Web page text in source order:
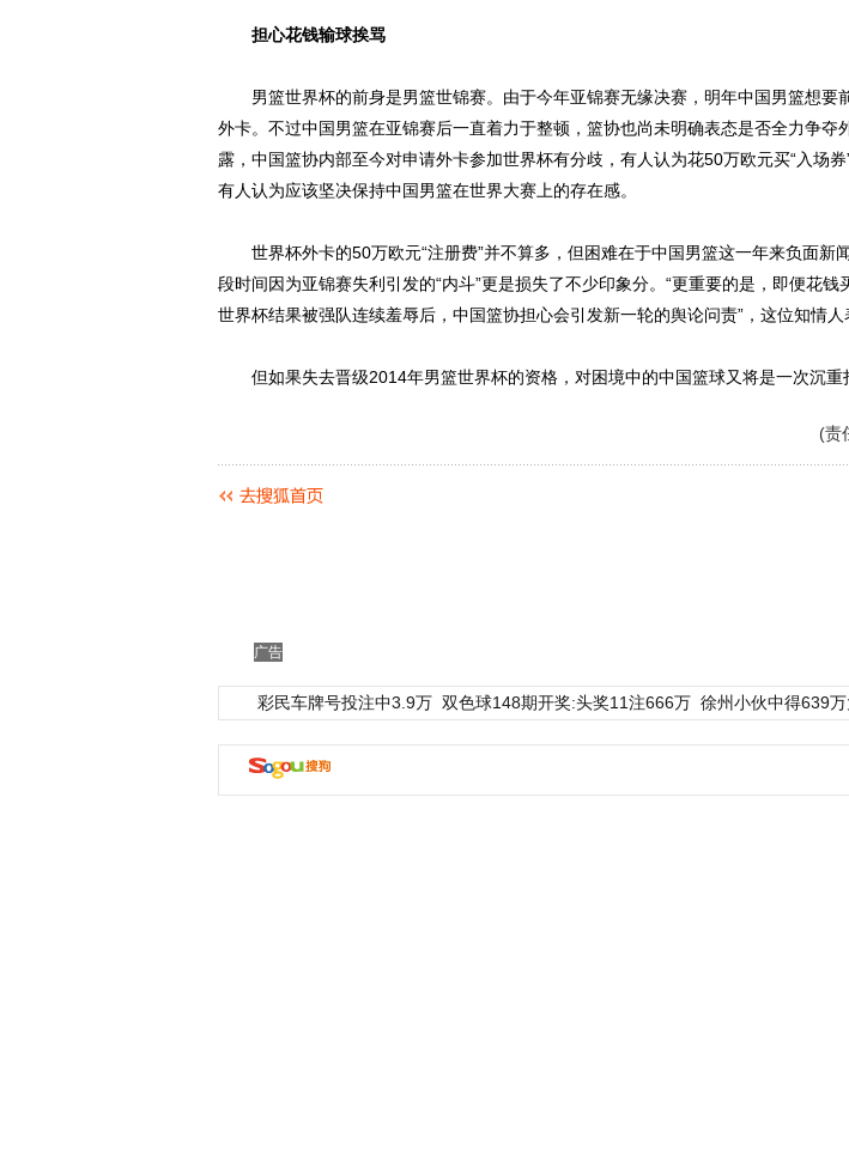
担心花钱输球挨骂
男篮世界杯的前身是男篮世锦赛。由于今年亚锦赛无缘决赛，明年中国男篮想要
外卡。不过中国男篮在亚锦赛后一直着力于整顿，篮协也尚未明确表态是否全力争夺
露，中国篮协内部至今对申请外卡参加世界杯有分歧，有人认为花50万欧元买“入场
有人认为应该坚决保持中国男篮在世界大赛上的存在感。
世界杯外卡的50万欧元“注册费”并不算多，但困难在于中国男篮这一年来负面新
段时间因为亚锦赛失利引发的“内斗”更是损失了不少印象分。“更重要的是，即便花钱
世界杯结果被强队连续羞辱后，中国篮协担心会引发新一轮的舆论问责”，这位知情人
但如果失去晋级2014年男篮世界杯的资格，对困境中的中国篮球又将是一次沉重
(责
广告
彩民车牌号投注中3.9万 双色球148期开奖:头奖11注666万 徐州小伙中得639万